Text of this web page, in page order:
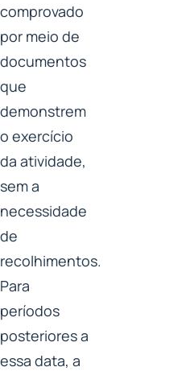
comprovado
por meio de
documentos
que
demonstrem
o exercício
da atividade,
sem a
necessidade
de
recolhimentos.
Para
períodos
posteriores a
essa data, a